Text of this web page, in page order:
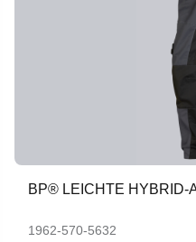
BP® LEICHTE HYBRID-
1962-570-5632